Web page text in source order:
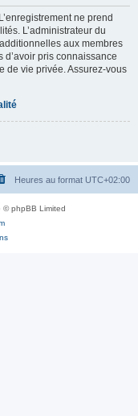
ne prend
L’administrateur du
aux membres
d’avoir pris connaissance
de vie privée. Assurez-vous
Heures au format UTC+02:00
© phpBB Limited